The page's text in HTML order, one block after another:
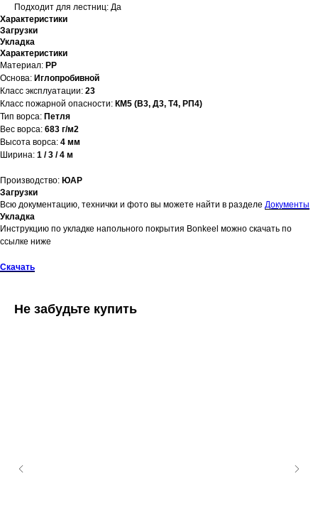
Подходит для лестниц: Да
Характеристики
Загрузки
Укладка
Характеристики
Материал: PP
Основа: Иглопробивной
Класс эксплуатации: 23
Класс пожарной опасности: КМ5 (В3, Д3, Т4, РП4)
Тип ворса: Петля
Вес ворса: 683 г/м2
Высота ворса: 4 мм
Ширина: 1 / 3 / 4 м
Производство: ЮАР
Загрузки
Всю документацию, технички и фото вы можете найти в разделе Документы
Укладка
Инструкцию по укладке напольного покрытия Bonkeel можно скачать по
ссылке ниже
Скачать
Не забудьте купить